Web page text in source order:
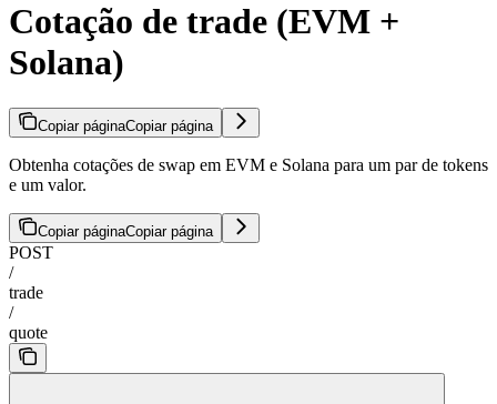
Cotação de trade (EVM +
Solana)
Copiar páginaCopiar página
Obtenha cotações de swap em EVM e Solana para um par de tokens
e um valor.
Copiar páginaCopiar página
POST
/
trade
/
quote